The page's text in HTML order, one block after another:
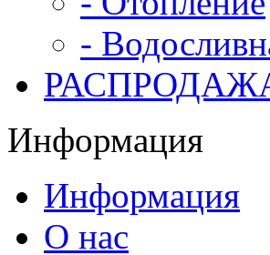
-
Информация
Информация
О нас